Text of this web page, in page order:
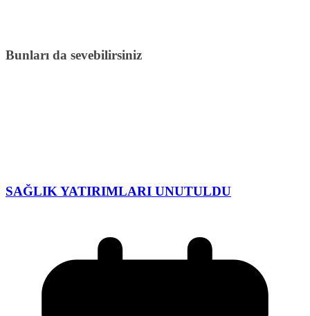
Bunları da sevebilirsiniz
SAĞLIK YATIRIMLARI UNUTULDU